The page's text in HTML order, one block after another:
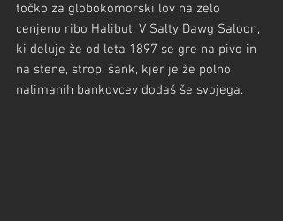
točko za globokomorski lov na zelo
cenjeno ribo Halibut. V Salty Dawg Saloon,
ki deluje že od leta 1897 se gre na pivo in
na stene, strop, šank, kjer je že polno
nalimanih bankovcev dodaš še svojega.